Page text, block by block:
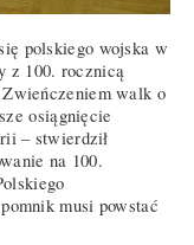
polskiego wojska w
z 100. rocznicą
Zwieńczeniem walk o
osiągnięcie
– stwierdził
na 100.
musi powstać